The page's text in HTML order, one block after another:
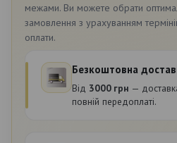
межами. Ви можете обрати
замовлення з урахуванням
оплати.
Безкоштовна
Від 3000 грн —
повній передоплаті.